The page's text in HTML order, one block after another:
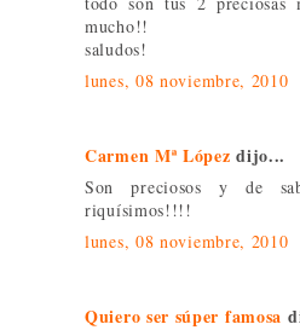
mucho!!
saludos!
lunes, 08 noviembre, 2010
Carmen Mª López dijo...
Son preciosos y de
riquísimos!!!!
lunes, 08 noviembre, 2010
Quiero ser súper famosa